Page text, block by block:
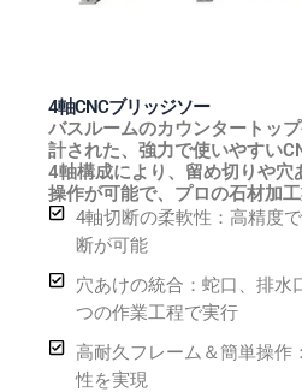
4軸CNCブリッジソー
バスルームのカウンタートッ
計された、強力で使いやすい
4軸構成により、留め切りや穴
操作が可能で、プロの石材加工
4軸切断の柔軟性：高精度
断が可能
穴あけの統合：蛇口、排水
つの作業工程で実行
高耐久フレーム＆簡単操作
性を実現